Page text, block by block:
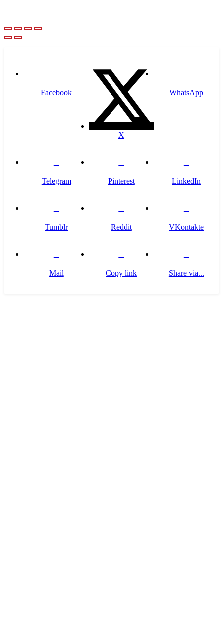
Facebook
X
WhatsApp
Telegram Pinterest LinkedIn
Tumblr Reddit VKontakte
Mail Copy link Share via...